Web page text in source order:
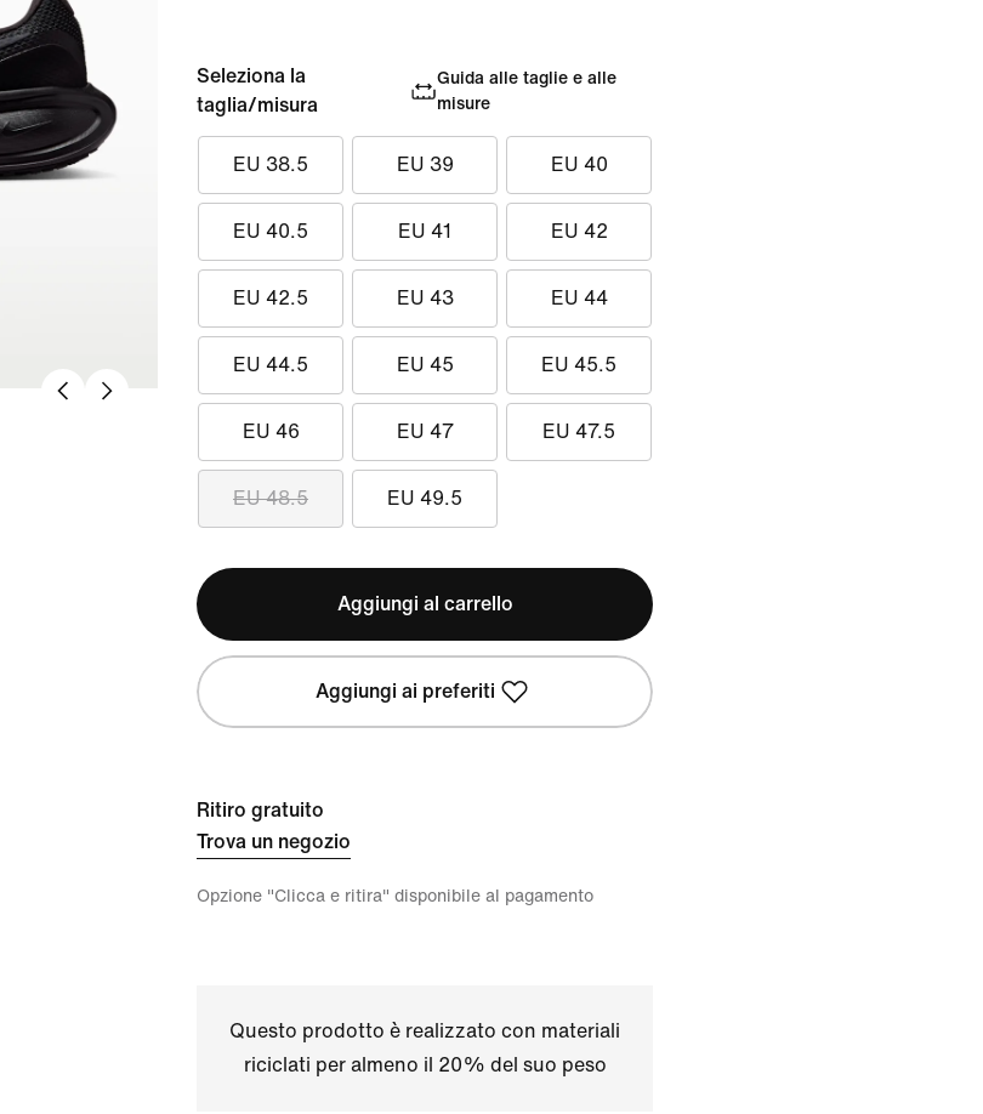
Seleziona la
taglia/misura
Guida alle taglie e alle
misure
EU 38.5 EU 39 EU 40
EU 40.5 EU 41 EU 42
EU 42.5 EU 43 EU 44
EU 44.5 EU 45 EU 45.5
EU 46 EU 47 EU 47.5
EU 48.5 EU 49.5
Aggiungi al carrello
Aggiungi ai preferiti
Ritiro gratuito
Trova un negozio
Opzione "Clicca e ritira" disponibile al pagamento
Questo prodotto è realizzato con materiali
riciclati per almeno il 20% del suo peso